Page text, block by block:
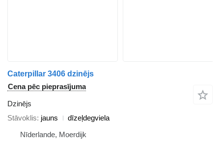
Caterpillar 3406 dzinējs
Cena pēc pieprasījuma
Dzinējs
Stāvoklis jauns
dīzeļdegviela
Nīderlande, Moerdijk